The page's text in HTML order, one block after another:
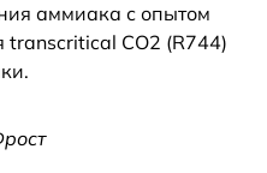
аммиака с опытом
transcritical CO2 (R744)